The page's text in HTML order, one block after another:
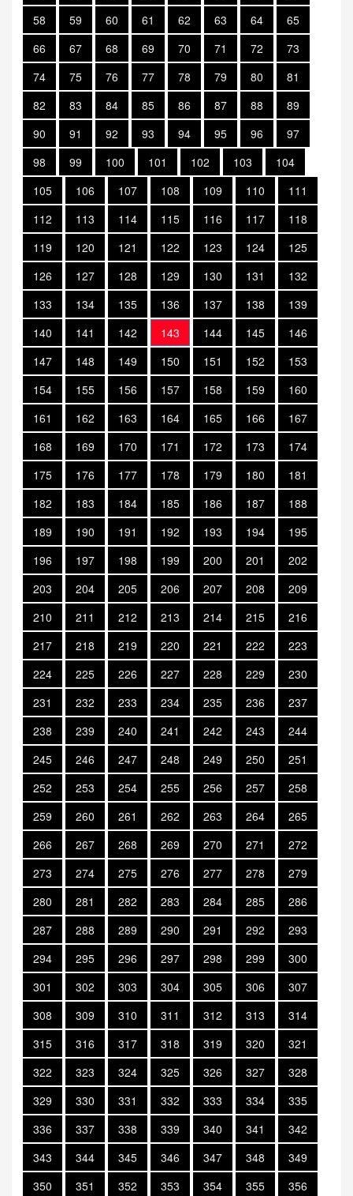
58
59 60 61 62 63 64
65
66
67 68 69 70 71 72
73
74
75 76 77 78 79 80
81
82
83 84 85 86 87 88
89
90
91 92 93 94 95 96
97
98
99 100 101 102 103
104
105
106 107 108 109 110
111
112
113 114 115 116 117
118
119
120 121 122 123 124
125
126
127 128 129 130 131
132
133
134 135 136 137 138
139
140
141 142 143 144 145
146
147
148 149 150 151 152
153
154
155 156 157 158 159
160
161
162 163 164 165 166
167
168
169 170 171 172 173
174
175
176 177 178 179 180
181
182
183 184 185 186 187
188
189
190 191 192 193 194
195
196
197 198 199 200 201
202
203
204 205 206 207 208
209
210
211 212 213 214 215
216
217
218 219 220 221 222
223
224
225 226 227 228 229
230
231
232 233 234 235 236
237
238
239 240 241 242 243
244
245
246 247 248 249 250
251
252
253 254 255 256 257
258
259
260 261 262 263 264
265
266
267 268 269 270 271
272
273
274 275 276 277 278
279
280
281 282 283 284 285
286
287
288 289 290 291 292
293
294
295 296 297 298 299
300
301
302 303 304 305 306
307
308
309 310 311 312 313
314
315
316 317 318 319 320
321
322
323 324 325 326 327
328
329
330 331 332 333 334
335
336
337 338 339 340 341
342
343
344 345 346 347 348
349
350
351 352 353 354 355 356